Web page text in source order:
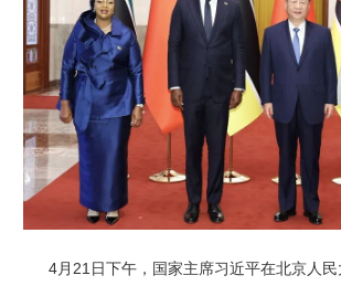
4月21日下午，国家主席习近平在北京人